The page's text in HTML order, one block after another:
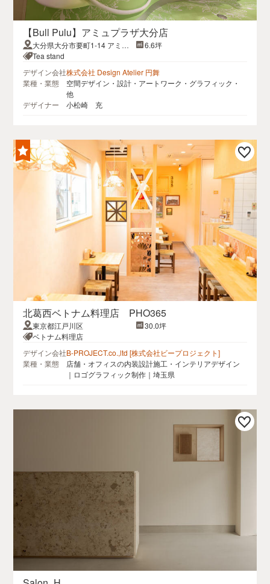
【Bull Pulu】アミュプラザ大分店
大分県大分市要町1-14 アミュ
プラザおおいた1F
6.6坪
Tea stand
デザイン会社株式会社 Design Atelier 円舞
業種・業態
空間デザイン・設計・アートワーク・グラフィック・
他
デザイナー
小松崎 充
北葛西ベトナム料理店 PHO365
東京都江戸川区
30.0坪
ベトナム料理店
デザイン会社B-PROJECT.co.,ltd [株式会社ビープロジェクト]
業種・業態
店舗・オフィスの内装設計施工・インテリアデザイン
｜ロゴグラフィック制作｜埼玉県